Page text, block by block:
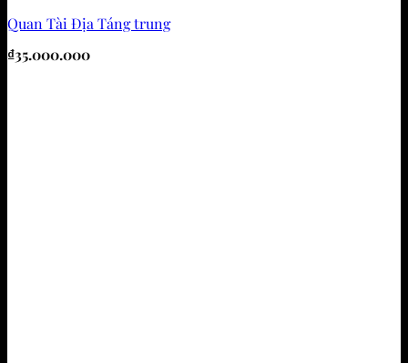
Quan Tài Địa Táng trung
₫35.000.000